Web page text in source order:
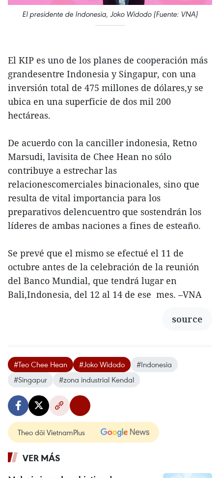
El presidente de Indonesia, Joko Widodo (Fuente: VNA)
El KIP es uno de los planes de cooperación más
grandesentre Indonesia y Singapur, con una
inversión total de 475 millones de dólares,y se
ubica en una superficie de dos mil 200
hectáreas.
De acuerdo con la canciller indonesia, Retno
Marsudi, lavisita de Chee Hean no sólo
contribuye a estrechar las
relacionescomerciales binacionales, sino que
resulta de vital importancia para los
preparativos delencuentro que sostendrán los
líderes de ambas naciones a fines de esteaño.
Se prevé que el mismo se efectué el 11 de
octubre antes de la celebración de la reunión
del Banco Mundial, que tendrá lugar en
Bali,Indonesia, del 12 al 14 de ese mes. –VNA
source
#Teo Chee Hean #Joko Widodo
#Indonesia
#Singapur
#zona industrial Kendal
Theo dõi VietnamPlus
VER MÁS